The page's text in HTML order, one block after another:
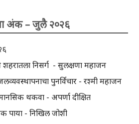
अंक – जुलै २०२६
निसर्ग - सुलक्षणा महाजन
पुनर्विचार - रश्मी महाजन
थकवा - अपर्णा दीक्षित
पाया - निखिल जोशी